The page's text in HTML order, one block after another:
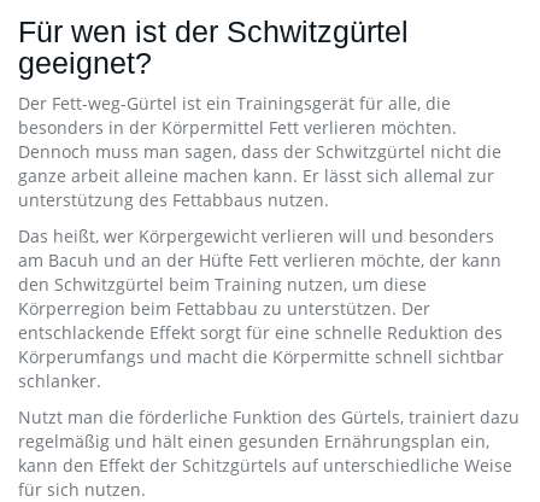
Für wen ist der Schwitzgürtel
geeignet?
Der Fett-weg-Gürtel ist ein Trainingsgerät für alle, die
besonders in der Körpermittel Fett verlieren möchten.
Dennoch muss man sagen, dass der Schwitzgürtel nicht die
ganze arbeit alleine machen kann. Er lässt sich allemal zur
unterstützung des Fettabbaus nutzen.
Das heißt, wer Körpergewicht verlieren will und besonders
am Bacuh und an der Hüfte Fett verlieren möchte, der kann
den Schwitzgürtel beim Training nutzen, um diese
Körperregion beim Fettabbau zu unterstützen. Der
entschlackende Effekt sorgt für eine schnelle Reduktion des
Körperumfangs und macht die Körpermitte schnell sichtbar
schlanker.
Nutzt man die förderliche Funktion des Gürtels, trainiert dazu
regelmäßig und hält einen gesunden Ernährungsplan ein,
kann den Effekt der Schitzgürtels auf unterschiedliche Weise
für sich nutzen.